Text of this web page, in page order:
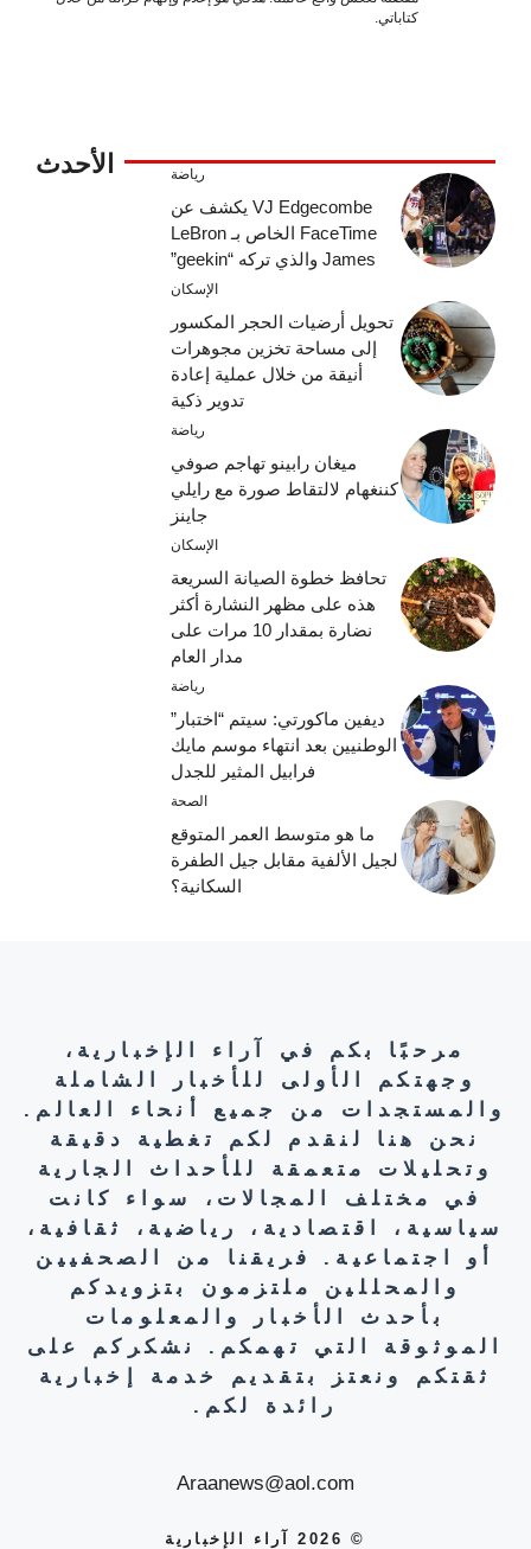
كتاباتي.
الأحدث رياضة
VJ Edgecombe يكشف عن
FaceTime الخاص بـ LeBron
James والذي تركه “geekin”
الإسكان
تحويل أرضيات الحجر المكسور
إلى مساحة تخزين مجوهرات
أنيقة من خلال عملية إعادة
تدوير ذكية
رياضة
ميغان رابينو تهاجم صوفي
كننغهام لالتقاط صورة مع رايلي
جاينز
الإسكان
تحافظ خطوة الصيانة السريعة
هذه على مظهر النشارة أكثر
نضارة بمقدار 10 مرات على
مدار العام
رياضة
ديفين ماكورتي: سيتم “اختبار”
الوطنيين بعد انتهاء موسم مايك
فرابيل المثير للجدل
الصحة
ما هو متوسط ​​العمر المتوقع
لجيل الألفية مقابل جيل الطفرة
السكانية؟
مرحبًا بكم في آراء الإخبارية،
وجهتكم الأولى للأخبار الشاملة
والمستجدات من جميع أنحاء العالم.
نحن هنا لنقدم لكم تغطية دقيقة
وتحليلات متعمقة للأحداث الجارية
في مختلف المجالات، سواء كانت
سياسية، اقتصادية، رياضية، ثقافية،
أو اجتماعية. فريقنا من الصحفيين
والمحللين ملتزمون بتزويدكم
بأحدث الأخبار والمعلومات
الموثوقة التي تهمكم. نشكركم على
ثقتكم ونعتز بتقديم خدمة إخبارية
رائدة لكم.
Araanews@aol.com
© 2026 آراء الإخبارية